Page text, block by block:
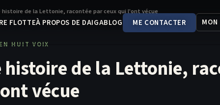
FLOTTEÀ PROPOS DE DAIGABLOG ME CONTACTER MON
histoire de la Lettonie, racontée par ceux qui l'ont vécue
HUIT VOIX
histoire de la Lettonie,
vécue